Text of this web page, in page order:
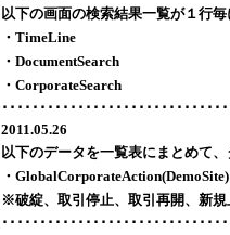
以下の画面の検索結果一覧が１行毎
・TimeLine
・DocumentSearch
・CorporateSearch
･････････････････････････････
2011.05.26
以下のデータを一覧表にまとめて、
・GlobalCorporateAction(DemoSite)
※破綻、取引停止、取引再開、新規
･････････････････････････････